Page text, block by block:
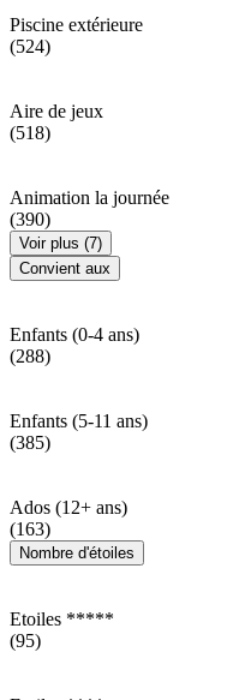
Piscine extérieure
(524)
Aire de jeux
(518)
Animation la journée
(390)
Voir plus (7)
Convient aux
Enfants (0-4 ans)
(288)
Enfants (5-11 ans)
(385)
Ados (12+ ans)
(163)
Nombre d'étoiles
Etoiles *****
(95)